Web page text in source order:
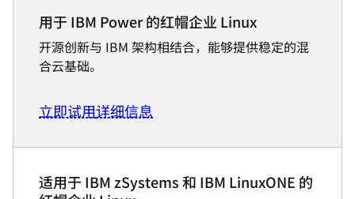
用于 IBM Power 的红帽企业 Linux
开源创新与 IBM 架构相结合，能够提供稳定的混
合云基础。
立即试用详细信息
适用于 IBM zSystems 和 IBM LinuxONE 的